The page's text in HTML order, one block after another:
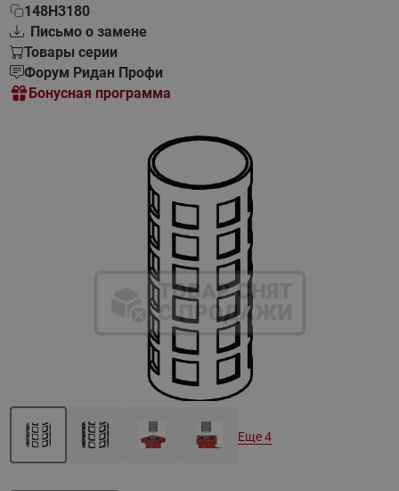
148H3180
Письмо о замене
Товары серии
Форум Ридан Профи
Бонусная программа
Еще 4